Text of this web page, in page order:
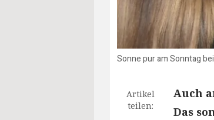
Sonne pur am Sonntag
Artikel
teilen:
Auch
Das